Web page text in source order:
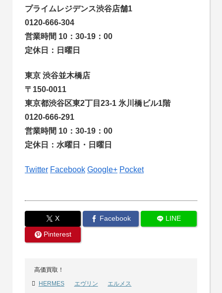
プライムレジデンス渋谷店舗1
0120-666-304
営業時間 10：30-19：00
定休日：日曜日
東京 渋谷並木橋店
〒150-0011
東京都渋谷区東2丁目23-1 氷川橋ビル1階
0120-666-291
営業時間 10：30-19：00
定休日：水曜日・日曜日
Twitter Facebook Google+ Pocket
X Facebook
LINE
Pinterest
高価買取！
HERMES
エヴリン
エルメス